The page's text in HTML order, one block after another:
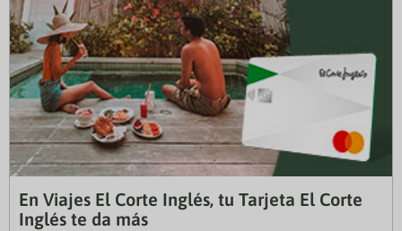
En Viajes El Corte Inglés, tu Tarjeta El Corte
Inglés te da más